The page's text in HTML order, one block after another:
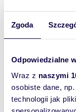
Zgoda
Odpowiedzialne
Wraz z naszymi
osobiste dane,
technologii jak
koszty
- rolety i
- gabinety
- sklep,
- salon
- inne